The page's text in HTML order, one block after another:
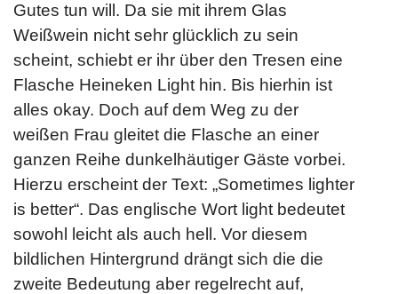
Gutes tun will. Da sie mit ihrem Glas
Weißwein nicht sehr glücklich zu sein
scheint, schiebt er ihr über den Tresen eine
Flasche Heineken Light hin. Bis hierhin ist
alles okay. Doch auf dem Weg zu der
weißen Frau gleitet die Flasche an einer
ganzen Reihe dunkelhäutiger Gäste vorbei.
Hierzu erscheint der Text: „Sometimes lighter
is better“. Das englische Wort light bedeutet
sowohl leicht als auch hell. Vor diesem
bildlichen Hintergrund drängt sich die die
zweite Bedeutung aber regelrecht auf,